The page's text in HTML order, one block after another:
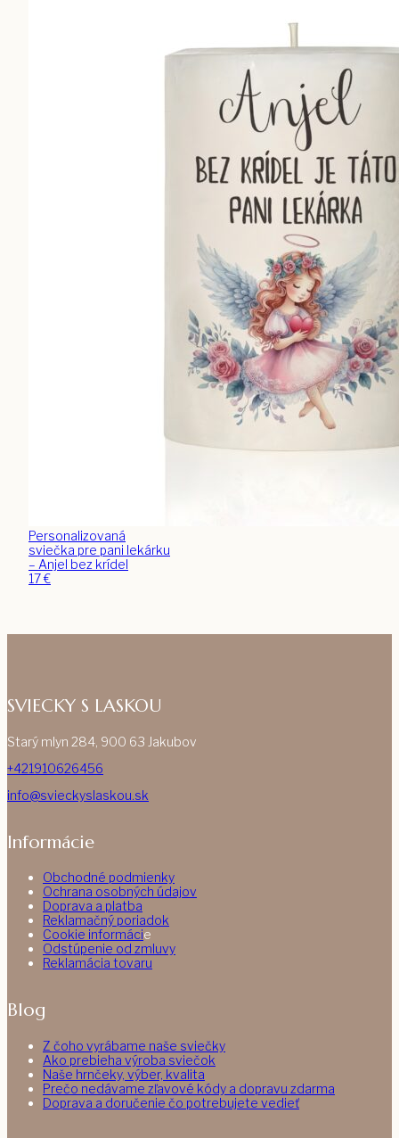
Personalizovaná
sviečka pre pani lekárku
– Anjel bez krídel
17€
SVIECKY S LASKOU
Starý mlyn 284, 900 63 Jakubov
+421910626456
info@svieckyslaskou.sk
Informácie
Obchodné podmienky
Ochrana osobných údajov
Doprava a platba
Reklamačný poriadok
Cookie informácie
Odstúpenie od zmluvy
Reklamácia tovaru
Blog
Z čoho vyrábame naše sviečky
Ako prebieha výroba sviečok
Naše hrnčeky, výber, kvalita
Prečo nedávame zľavové kódy a dopravu zdarma
Doprava a doručenie čo potrebujete vedieť